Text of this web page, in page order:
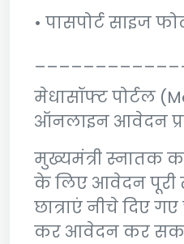
• पासपोर्ट साइज
मेधासॉफ्ट पोर्टल
ऑनलाइन आवेदन
मुख्यमंत्री स्नातक
के लिए आवेदन पूरी
छात्राएं नीचे दिए
कर आवेदन कर